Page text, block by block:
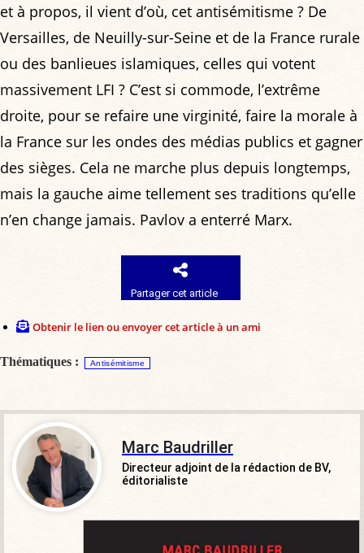
et à propos, il vient d’où, cet antisémitisme ? De
Versailles, de Neuilly-sur-Seine et de la France rurale
ou des banlieues islamiques, celles qui votent
massivement LFI ? C’est si commode, l’extrême
droite, pour se refaire une virginité, faire la morale à
la France sur les ondes des médias publics et gagner
des sièges. Cela ne marche plus depuis longtemps,
mais la gauche aime tellement ses traditions qu’elle
n’en change jamais. Pavlov a enterré Marx.
Partager cet article
Obtenir le lien ou envoyer cet article à un ami
Thématiques : Antisémitisme
Marc Baudriller
Directeur adjoint de la rédaction de BV,
éditorialiste